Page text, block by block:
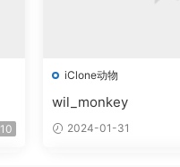
10
iClone动物
wil_monkey
2024-01-31